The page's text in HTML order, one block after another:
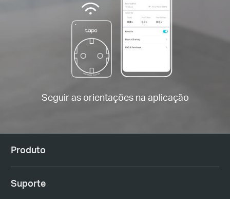
Seguir as orientações na aplicação
Produto
Suporte